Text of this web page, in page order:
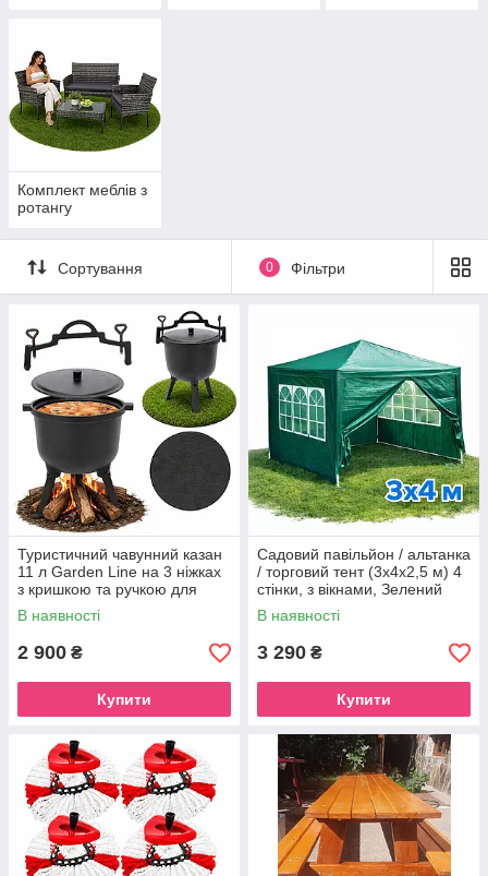
Комплект меблів з
ротангу
Сортування 0 Фільтри
Туристичний чавунний казан
11 л Garden Line на 3 ніжках
з кришкою та ручкою для
перенесення (Польща)
В наявності
2 900 ₴
Купити
Садовий павільйон / альтанка
/ торговий тент (3x4x2,5 м) 4
стінки, з вікнами, Зелений
В наявності
3 290 ₴
Купити